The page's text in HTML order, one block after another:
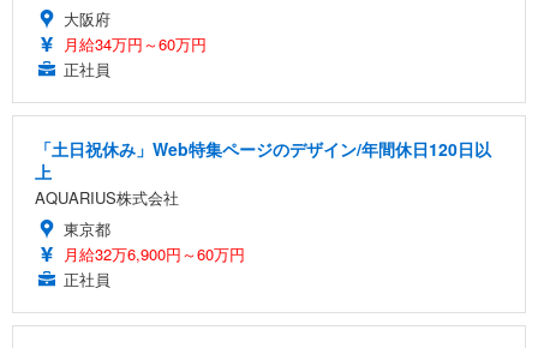
大阪府
月給34万円～60万円
正社員
「土日祝休み」Web特集ページのデザイン/年間休日120日以
上
AQUARIUS株式会社
東京都
月給32万6,900円～60万円
正社員